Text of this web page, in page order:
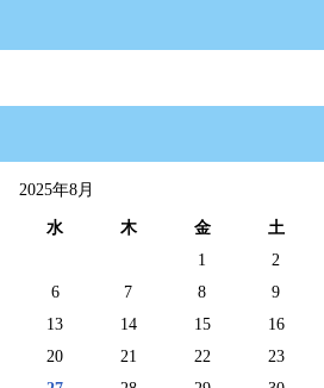
2025年8月
水 木 金
土
1
2
6 7 8
9
13 14 15
16
20 21 22
23